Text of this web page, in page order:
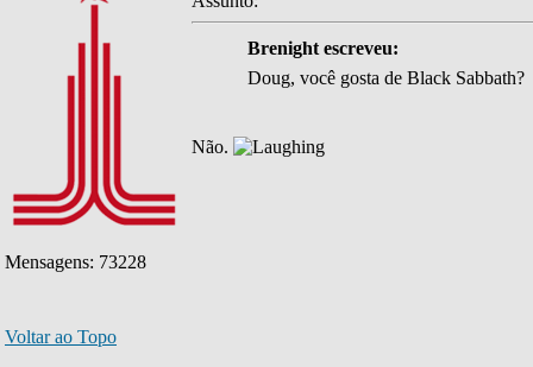
Mensagens: 73228
Brenight escreveu:
Doug, você gosta de Black Sabbath?
Não.
Voltar ao Topo